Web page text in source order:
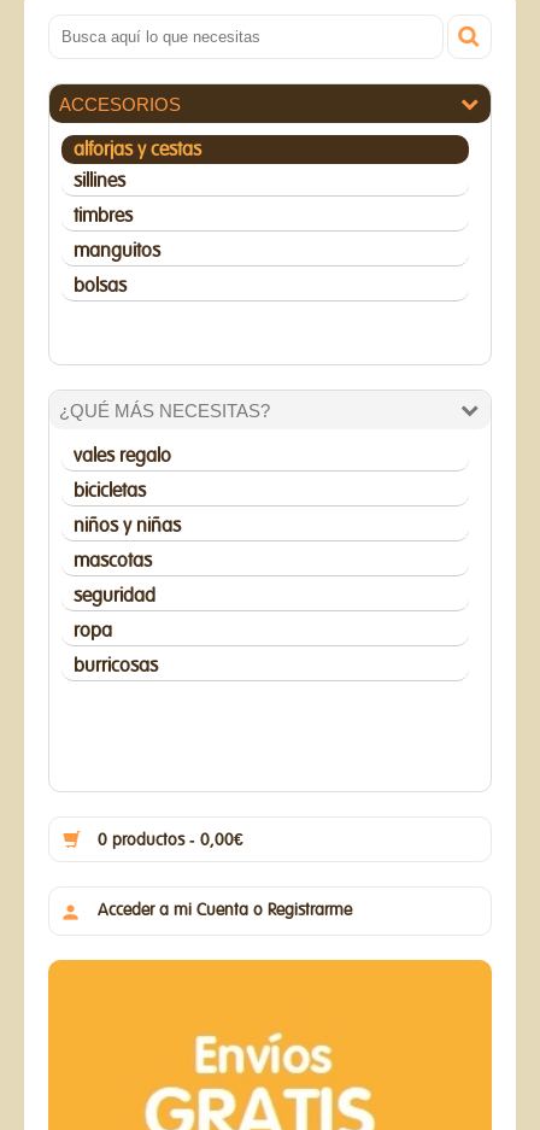
ACCESORIOS
alforjas y cestas
sillines
timbres
manguitos
bolsas
¿QUÉ MÁS NECESITAS?
vales regalo
bicicletas
niños y niñas
mascotas
seguridad
ropa
burricosas
0 productos - 0,00€
Acceder a mi Cuenta o Registrarme